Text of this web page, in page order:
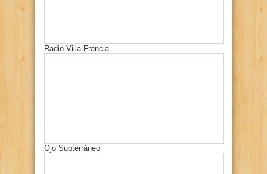
Radio Villa Francia
Ojo Subterráneo